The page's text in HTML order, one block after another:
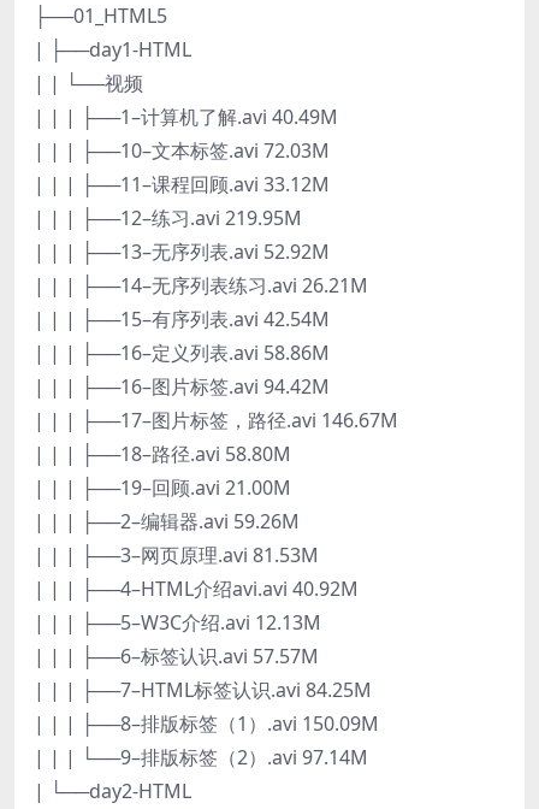
├──01_HTML5
| ├──day1-HTML
| | └──视频
| | | ├──1–计算机了解.avi 40.49M
| | | ├──10–文本标签.avi 72.03M
| | | ├──11–课程回顾.avi 33.12M
| | | ├──12–练习.avi 219.95M
| | | ├──13–无序列表.avi 52.92M
| | | ├──14–无序列表练习.avi 26.21M
| | | ├──15–有序列表.avi 42.54M
| | | ├──16–定义列表.avi 58.86M
| | | ├──16–图片标签.avi 94.42M
| | | ├──17–图片标签，路径.avi 146.67M
| | | ├──18–路径.avi 58.80M
| | | ├──19–回顾.avi 21.00M
| | | ├──2–编辑器.avi 59.26M
| | | ├──3–网页原理.avi 81.53M
| | | ├──4–HTML介绍avi.avi 40.92M
| | | ├──5–W3C介绍.avi 12.13M
| | | ├──6–标签认识.avi 57.57M
| | | ├──7–HTML标签认识.avi 84.25M
| | | ├──8–排版标签（1）.avi 150.09M
| | | └──9–排版标签（2）.avi 97.14M
| └──day2-HTML